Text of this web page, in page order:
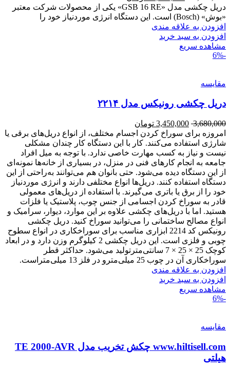
دریل چکشی مدل «GSB 16 RE» یکی از محصولات شرکت معتبر
«بوش» (Bosch) است. این دستگاه انرژی موردنیاز خود را
افزودن به علاقه مندی
افزودن به سبد خرید
مشاهده سریع
-6%
مقایسه
دریل چکشی رونیکس مدل ۲۲۱۴
3,680,000
3,450,000 تومان
امروزه برای سوراخ کردن اجسام مختلف، از انواع دریل‌های برقی یا
شارژی استفاده می‌کنند. کار با این دستگاه کار چندان مشکلی
نیست و نیاز به کسب مهارت خاصی ندارد. با توجه به میل افراد
جامعه به انجام کارهای فنی در منزل، در بسیاری از خانه‌ها نمونه‌ای
از این دستگاه دیده می‌شود. حتی بانوان هم می‌توانند به‌راحتی از این
دستگاه استفاده کنند. دریل‌ها انواع مختلفی دارند و انرژی موردنیاز
خود را از برق یا باتری می‌گیرند. با استفاده از دریل‌های معمولی
قادر به سوراخ کردن اجسامی از جنس چوب، پلاستیک یا فلزات
هستید. اما با دریل‌های چکشی علاوه بر این موارد، دیوار، سرامیک و
انواع مصالح ساختمانی را می‌توانید سوراخ کنید. دریل چکشی
رونیکس کد 2214 ابزاری مناسب برای سوراخکاری در انواع سطوح
چوبی و فلزی است. این دریل چکشی 2 کیلوگرم وزن دارد و در ابعاد
کوچک 25 × 25 × 7 سانتی‌مترتولید می‌شود. حداکثر قطر
سوراخکاری آن در چوب 25 میلی‌مترو در فلز 13 میلی‌متراست.
افزودن به علاقه مندی
افزودن به سبد خرید
مشاهده سریع
-6%
مقایسه
www.hiltisell.com چکش تخریب مدل TE 2000-AVR
هیلتی